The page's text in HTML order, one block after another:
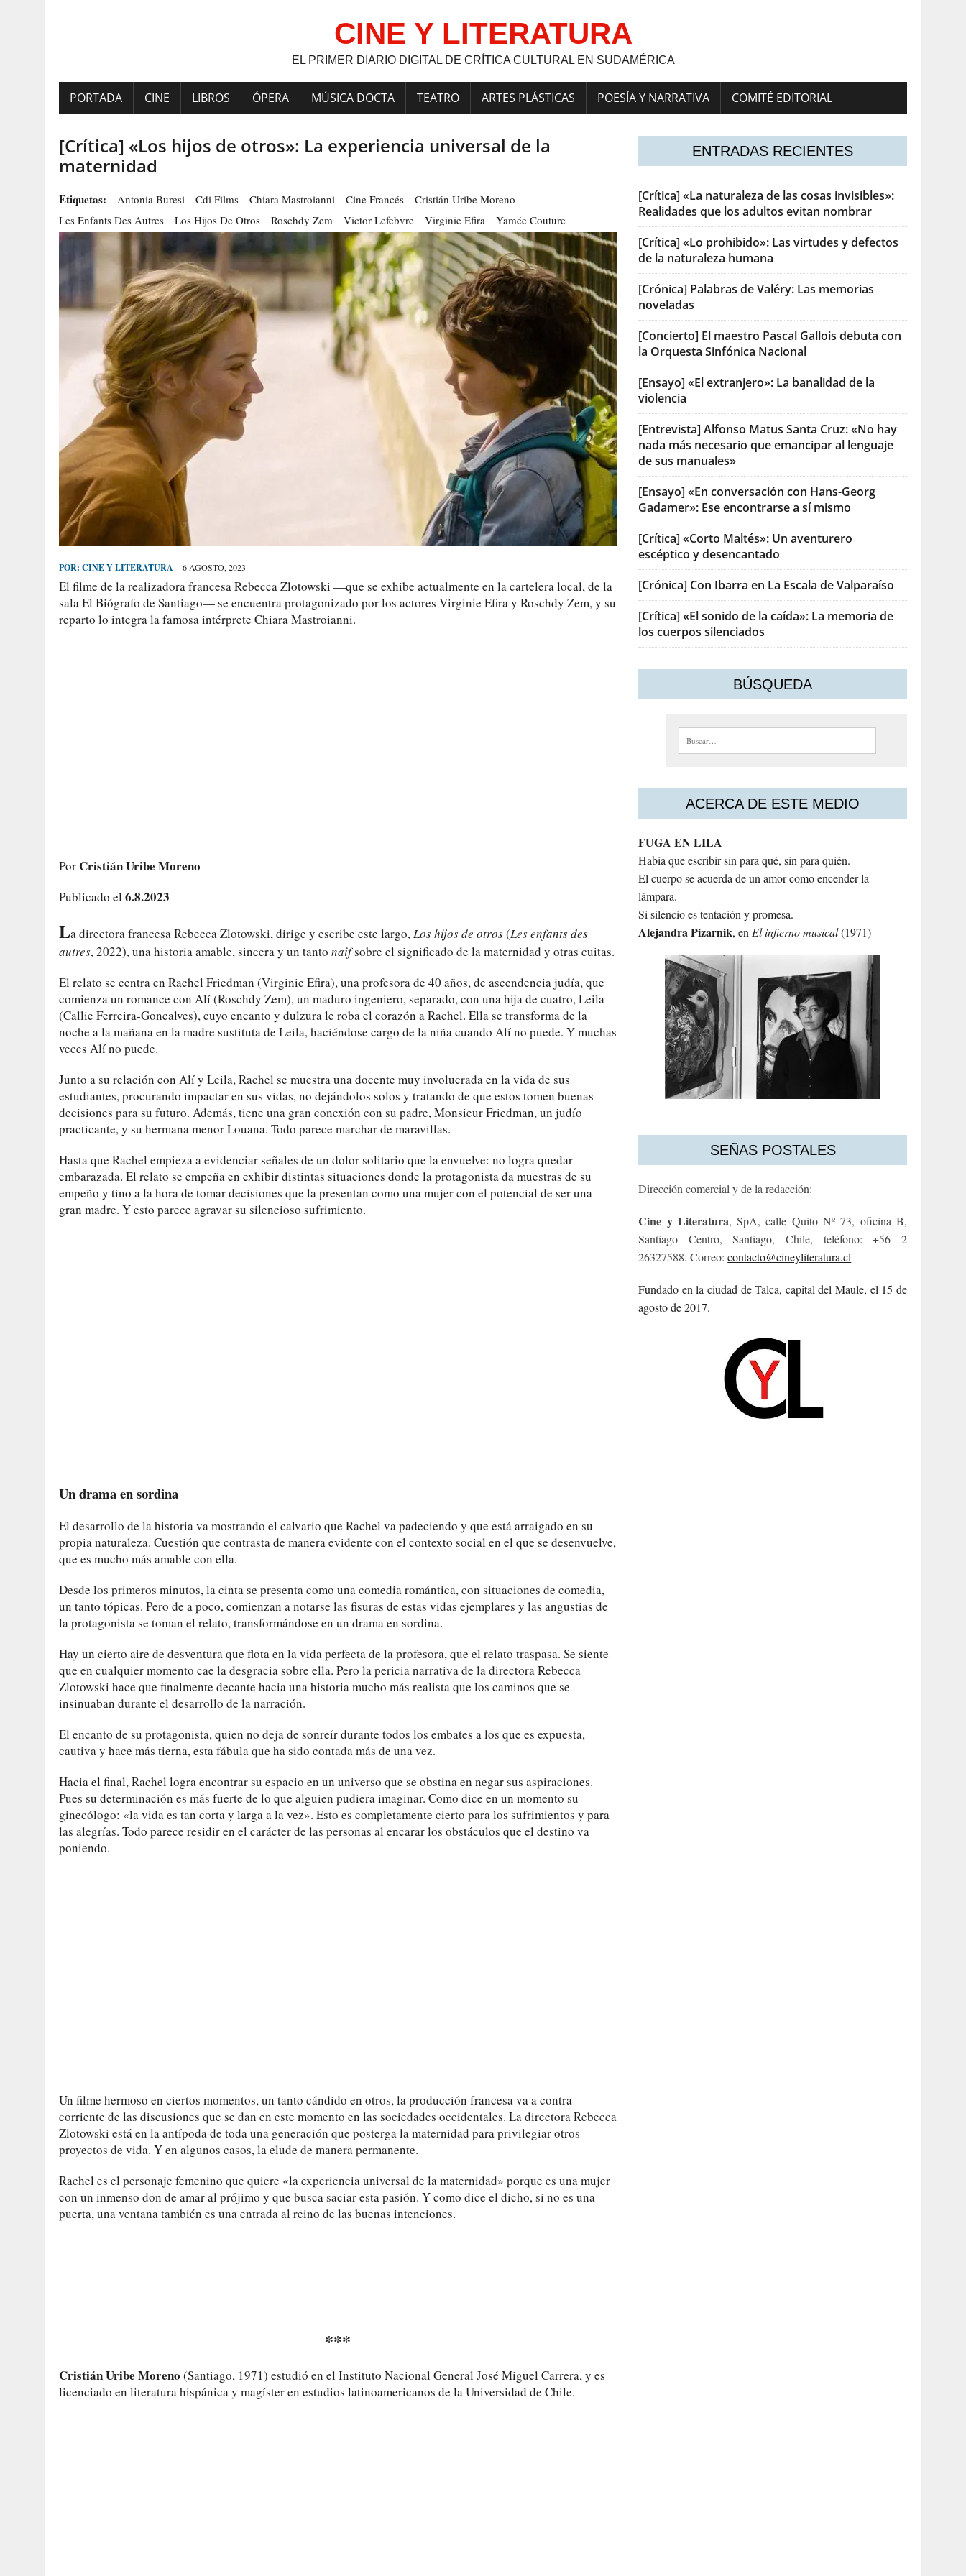
CINE Y LITERATURA
EL PRIMER DIARIO DIGITAL DE CRÍTICA CULTURAL EN SUDAMÉRICA
PORTADA CINE LIBROS ÓPERA MÚSICA DOCTA TEATRO ARTES PLÁSTICAS POESÍA Y NARRATIVA COMITÉ EDITORIAL
[Crítica] «Los hijos de otros»: La experiencia universal de la
maternidad
Etiquetas: Antonia Buresi Cdi Films Chiara Mastroianni Cine Francés
Cristián Uribe Moreno
Les Enfants Des Autres
Los Hijos De Otros Roschdy Zem Victor Lefebvre Virginie Efira Yamée Couture
POR: CINE Y LITERATURA 6 AGOSTO, 2023
El filme de la realizadora francesa Rebecca Zlotowski —que se exhibe actualmente en la cartelera local, de la
sala El Biógrafo de Santiago— se encuentra protagonizado por los actores Virginie Efira y Roschdy Zem, y su
reparto lo integra la famosa intérprete Chiara Mastroianni.
Por Cristián Uribe Moreno
Publicado el 6.8.2023
La directora francesa Rebecca Zlotowski, dirige y escribe este largo,Los hijos de otros(Les enfants des
autres, 2022), una historia amable, sincera y un tanto naifsobre el significado de la maternidad y otras cuitas.
El relato se centra en Rachel Friedman (Virginie Efira), una profesora de 40 años, de ascendencia judía, que
comienza un romance con Alí (Roschdy Zem), un maduro ingeniero, separado, con una hija de cuatro, Leila
(Callie Ferreira-Goncalves), cuyo encanto y dulzura le roba el corazón a Rachel. Ella se transforma de la
noche a la mañana en la madre sustituta de Leila, haciéndose cargo de la niña cuando Alí no puede. Y muchas
veces Alí no puede.
Junto a su relación con Alí y Leila, Rachel se muestra una docente muy involucrada en la vida de sus
estudiantes, procurando impactar en sus vidas, no dejándolos solos y tratando de que estos tomen buenas
decisiones para su futuro. Además, tiene una gran conexión con su padre, Monsieur Friedman, un judío
practicante, y su hermana menor Louana. Todo parece marchar de maravillas.
Hasta que Rachel empieza a evidenciar señales de un dolor solitario que la envuelve: no logra quedar
embarazada. El relato se empeña en exhibir distintas situaciones donde la protagonista da muestras de su
empeño y tino a la hora de tomar decisiones que la presentan como una mujer con el potencial de ser una
gran madre. Y esto parece agravar su silencioso sufrimiento.
Un drama en sordina
El desarrollo de la historia va mostrando el calvario que Rachel va padeciendo y que está arraigado en su
propia naturaleza. Cuestión que contrasta de manera evidente con el contexto social en el que se desenvuelve,
que es mucho más amable con ella.
Desde los primeros minutos, la cinta se presenta como una comedia romántica, con situaciones de comedia,
un tanto tópicas. Pero de a poco, comienzan a notarse las fisuras de estas vidas ejemplares y las angustias de
la protagonista se toman el relato, transformándose en un drama en sordina.
Hay un cierto aire de desventura que flota en la vida perfecta de la profesora, que el relato traspasa. Se siente
que en cualquier momento cae la desgracia sobre ella. Pero la pericia narrativa de la directora Rebecca
Zlotowski hace que finalmente decante hacia una historia mucho más realista que los caminos que se
insinuaban durante el desarrollo de la narración.
El encanto de su protagonista, quien no deja de sonreír durante todos los embates a los que es expuesta,
cautiva y hace más tierna, esta fábula que ha sido contada más de una vez.
Hacia el final, Rachel logra encontrar su espacio en un universo que se obstina en negar sus aspiraciones.
Pues su determinación es más fuerte de lo que alguien pudiera imaginar. Como dice en un momento su
ginecólogo: «la vida es tan corta y larga a la vez». Esto es completamente cierto para los sufrimientos y para
las alegrías. Todo parece residir en el carácter de las personas al encarar los obstáculos que el destino va
poniendo.
Un filme hermoso en ciertos momentos, un tanto cándido en otros, la producción francesa va a contra
corriente de las discusiones que se dan en este momento en las sociedades occidentales. La directora Rebecca
Zlotowski está en la antípoda de toda una generación que posterga la maternidad para privilegiar otros
proyectos de vida. Y en algunos casos, la elude de manera permanente.
Rachel es el personaje femenino que quiere «la experiencia universal de la maternidad» porque es una mujer
con un inmenso don de amar al prójimo y que busca saciar esta pasión. Y como dice el dicho, si no es una
puerta, una ventana también es una entrada al reino de las buenas intenciones.
***
Cristián Uribe Moreno (Santiago, 1971) estudió en el Instituto Nacional General José Miguel Carrera, y es
licenciado en literatura hispánica y magíster en estudios latinoamericanos de la Universidad de Chile.
ENTRADAS RECIENTES
[Crítica] «La naturaleza de las cosas invisibles»:
Realidades que los adultos evitan nombrar
[Crítica] «Lo prohibido»: Las virtudes y defectos
de la naturaleza humana
[Crónica] Palabras de Valéry: Las memorias
noveladas
[Concierto] El maestro Pascal Gallois debuta con
la Orquesta Sinfónica Nacional
[Ensayo] «El extranjero»: La banalidad de la
violencia
[Entrevista] Alfonso Matus Santa Cruz: «No hay
nada más necesario que emancipar al lenguaje
de sus manuales»
[Ensayo] «En conversación con Hans-Georg
Gadamer»: Ese encontrarse a sí mismo
[Crítica] «Corto Maltés»: Un aventurero
escéptico y desencantado
[Crónica] Con Ibarra en La Escala de Valparaíso
[Crítica] «El sonido de la caída»: La memoria de
los cuerpos silenciados
BÚSQUEDA
Buscar:
ACERCA DE ESTE MEDIO
FUGA EN LILA
Había que escribir sin para qué, sin para quién.
El cuerpo se acuerda de un amor como encender la
lámpara.
Si silencio es tentación y promesa.
AlejandraPizarnik, enEl infierno musical(1971)
SEÑAS POSTALES
Dirección comercial y de la redacción:
Cine y Literatura, SpA, calle Quito Nº 73, oficina B,
Santiago Centro, Santiago, Chile, teléfono: +56 2
26327588. Correo:contacto@cineyliteratura.cl
Fundado en la ciudad de Talca, capital del Maule, el 15 de
agosto de 2017.